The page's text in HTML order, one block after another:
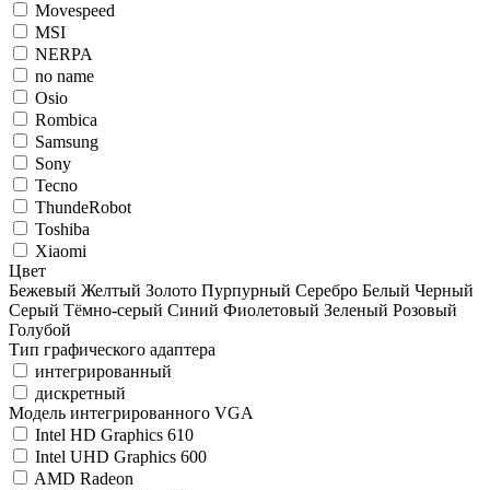
Movespeed
MSI
NERPA
no name
Osio
Rombica
Samsung
Sony
Tecno
ThundeRobot
Toshiba
Xiaomi
Цвет
Бежевый Желтый Золото Пурпурный Серебро Белый Черный
Серый Тёмно-серый Синий Фиолетовый Зеленый Розовый
Голубой
Тип графического адаптера
интегрированный
дискретный
Модель интегрированного VGA
Intel HD Graphics 610
Intel UHD Graphics 600
AMD Radeon